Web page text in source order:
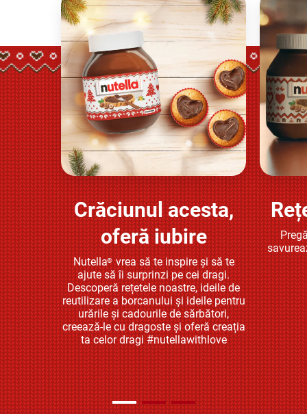
Află mai multe
Crăciunul acesta,
oferă iubire
Nutella® vrea să te inspire și să te
ajute să îi surprinzi pe cei dragi.
Descoperă rețetele noastre, ideile de
reutilizare a borcanului și ideile pentru
urările și cadourile de sărbători,
creează-le cu dragoste și oferă creația
ta celor dragi #nutellawithlove